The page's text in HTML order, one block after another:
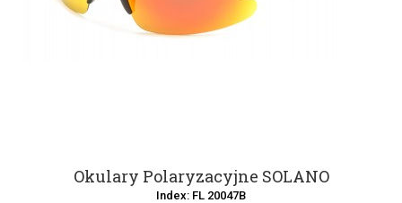
Okulary Polaryzacyjne SOLANO
Index: FL 20047B